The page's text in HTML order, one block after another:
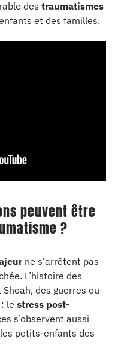
des traumatismes
et des familles.
peuvent être
?
ne s’arrêtent pas
L’histoire des
des guerres ou
le stress post-
s’observent aussi
petits-enfants des